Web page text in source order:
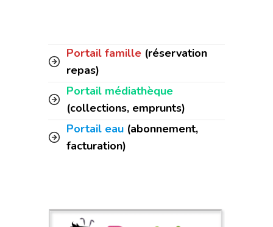
Portail famille (réservation
repas)
Portail médiathèque
(collections, emprunts)
Portail eau (abonnement,
facturation)